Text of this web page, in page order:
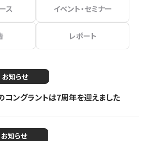
ス イベント・セミナー
レポート
お知らせ
コングラントは7周年を迎えました
お知らせ